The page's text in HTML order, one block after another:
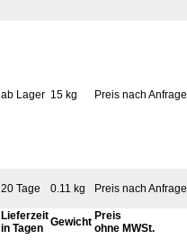
ab Lager 15 kg Preis nach Anfrage
20 Tage 0.11 kg Preis nach Anfrage
Lieferzeit
in Tagen Gewicht Preis
ohne MWSt.